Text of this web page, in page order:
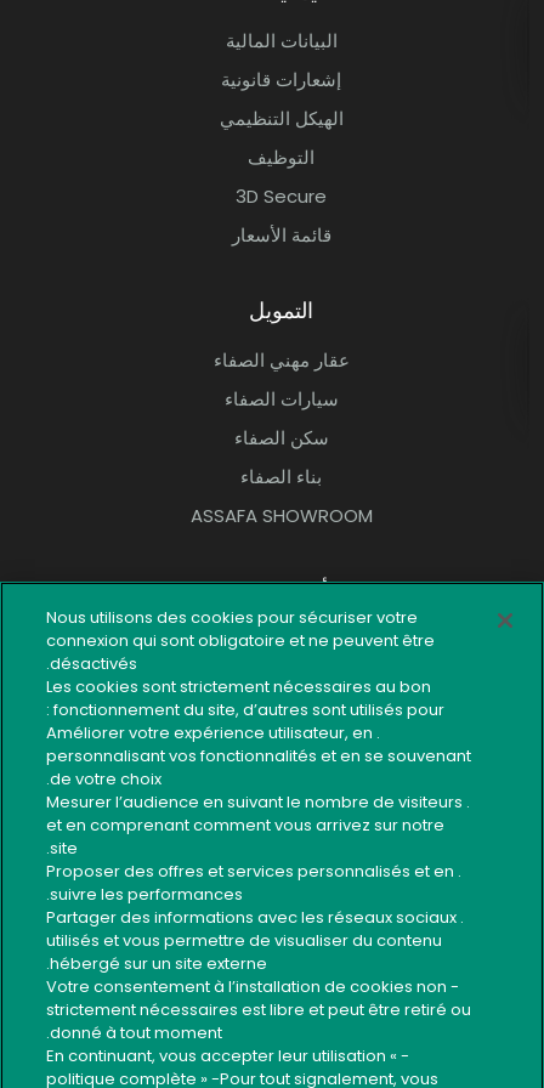
البيانات المالية
إشعارات قانونية
الهيكل التنظيمي
التوظيف
3D Secure
قائمة الأسعار
التمويل
عقار مهني الصفاء
سيارات الصفاء
سكن الصفاء
بناء الصفاء
ASSAFA SHOWROOM
أدوات عملية
شبكة الوكالات
تقديم شكاية
خريطة الموقع
اتصال
مدونة الأخلاقيات لإسترجاع الديون
ﺩﻟﻴﻞ الخدمات ﺍﻟﺒﻨﻜﻴﺔ ﺍﻟﺮﳃﻴﺔ
استخدام آمن للخدمات البنكية
Suivez-nous
Nous utilisons des cookies pour sécuriser votre
connexion qui sont obligatoire et ne peuvent être
désactivés.
Les cookies sont strictement nécessaires au bon
fonctionnement du site, d’autres sont utilisés pour :
. Améliorer votre expérience utilisateur, en
personnalisant vos fonctionnalités et en se souvenant
de votre choix.
. Mesurer l’audience en suivant le nombre de visiteurs
et en comprenant comment vous arrivez sur notre
site.
. Proposer des offres et services personnalisés et en
suivre les performances.
. Partager des informations avec les réseaux sociaux
utilisés et vous permettre de visualiser du contenu
hébergé sur un site externe.
- Votre consentement à l’installation de cookies non
strictement nécessaires est libre et peut être retiré ou
donné à tout moment.
- En continuant, vous accepter leur utilisation «
politique complète » -Pour tout signalement, vous